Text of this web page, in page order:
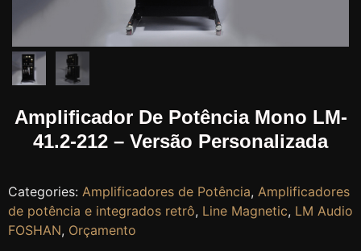
Amplificador De Potência Mono LM-
41.2-212 – Versão Personalizada
Categories: Amplificadores de Potência, Amplificadores
de potência e integrados retrô, Line Magnetic, LM Audio
FOSHAN, Orçamento